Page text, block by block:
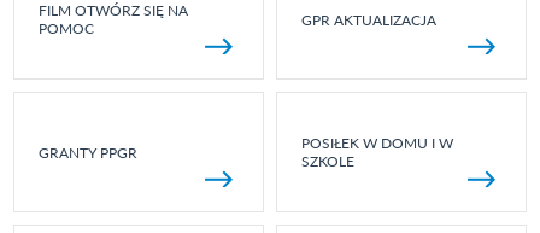
FILM OTWÓRZ SIĘ NA
POMOC
GPR AKTUALIZACJA
GRANTY PPGR
POSIŁEK W DOMU I W
SZKOLE